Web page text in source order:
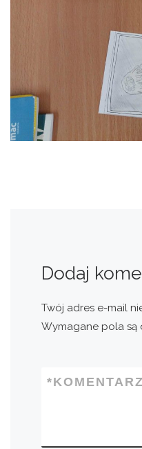
Dodaj
Twój adres e-mail
Wymagane pola są
KOMENTARZ
*